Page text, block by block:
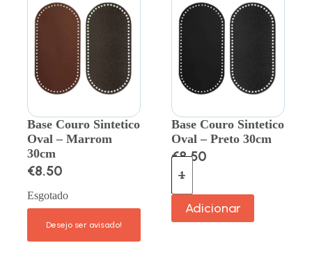
Base Couro Sintetico
Oval – Marrom
30cm
€8.50
Esgotado
Base Couro Sintetico
Oval – Preto 30cm
€8.50
Adicionar